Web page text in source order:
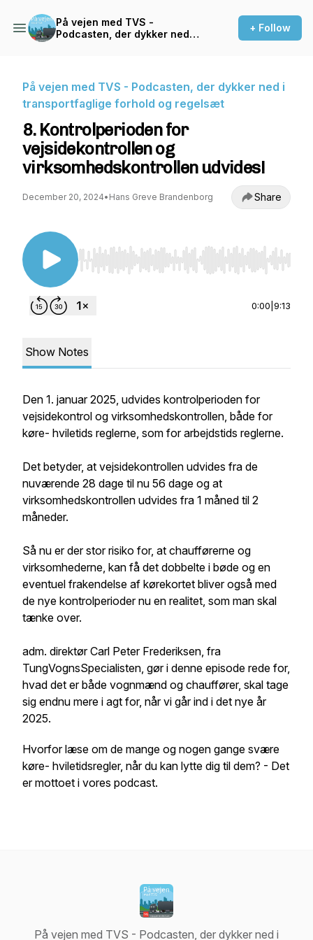
På vejen med TVS -
Podcasten, der dykker ned i
+ Follow
På vejen med TVS - Podcasten, der dykker ned i
transportfaglige forhold og regelsæt
8. Kontrolperioden for
vejsidekontrollen og
virksomhedskontrollen udvides!
December 20, 2024• Hans Greve Brandenborg Share
Use Left/Right to seek, Home/End to jump to
0:00 9:13
Show Notes
Den 1. januar 2025, udvides kontrolperioden for
vejsidekontrol og virksomhedskontrollen, både for
køre- hviletids reglerne, som for arbejdstids reglerne.
Det betyder, at vejsidekontrollen udvides fra de
nuværende 28 dage til nu 56 dage og at
virksomhedskontrollen udvides fra 1 måned til 2
måneder.
Så nu er der stor risiko for, at chaufførerne og
virksomhederne, kan få det dobbelte i bøde og en
eventuel frakendelse af kørekortet bliver også med
de nye kontrolperioder nu en realitet, som man skal
tænke over.
adm. direktør Carl Peter Frederiksen, fra
TungVognsSpecialisten, gør i denne episode rede for,
hvad det er både vognmænd og chauffører, skal tage
sig endnu mere i agt for, når vi går ind i det nye år
2025.
Hvorfor læse om de mange og nogen gange svære
køre- hviletidsregler, når du kan lytte dig til dem? - Det
er mottoet i vores podcast.
På vejen med TVS - Podcasten, der dykker ned i